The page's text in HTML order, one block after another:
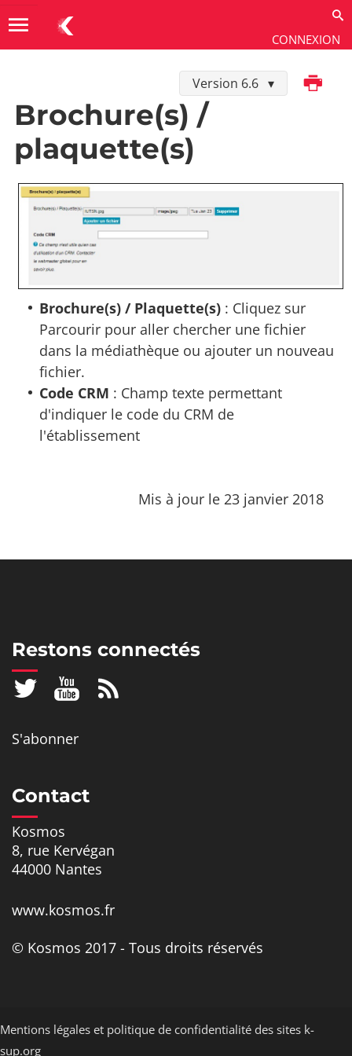
CONNEXION
menu
Version 6.6Imprimer
Types de fiches
Brochure(s) /
plaquette(s)
Brochure(s) / Plaquette(s) : Cliquez sur
Parcourir pour aller chercher une fichier
dans la médiathèque ou ajouter un nouveau
fichier.
Code CRM : Champ texte permettant
d'indiquer le code du CRM de
l'établissement
Mis à jour le 23 janvier 2018
Restons connectés
S'abonner
Contact
Kosmos
8, rue Kervégan
44000 Nantes
www.kosmos.fr
© Kosmos 2017 - Tous droits réservés
Mentions légales et politique de confidentialité des sites k-
sup.org